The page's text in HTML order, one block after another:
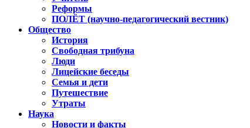
Реформы
ПОЛЁТ (научно-педагогический вестник)
Общество
История
Свободная трибуна
Люди
Лицейские беседы
Семья и дети
Путешествие
Утраты
Наука
Новости и факты